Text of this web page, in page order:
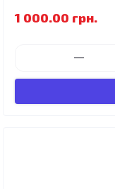
1 000.00 грн.